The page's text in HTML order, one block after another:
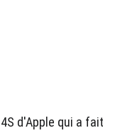
d'Apple qui a fait